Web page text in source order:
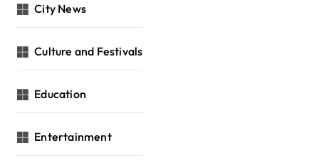
City News
Culture and Festivals
Education
Entertainment